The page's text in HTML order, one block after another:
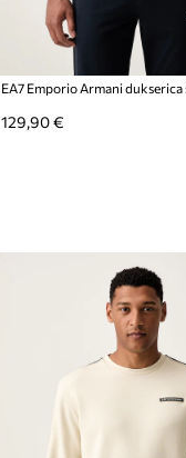
129,90 €